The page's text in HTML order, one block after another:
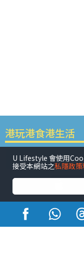
港玩港食港生活
活动展览 市集 开
元朗好去处
荃湾好
U Lifestyle 會使用
接受本網站之私隱政